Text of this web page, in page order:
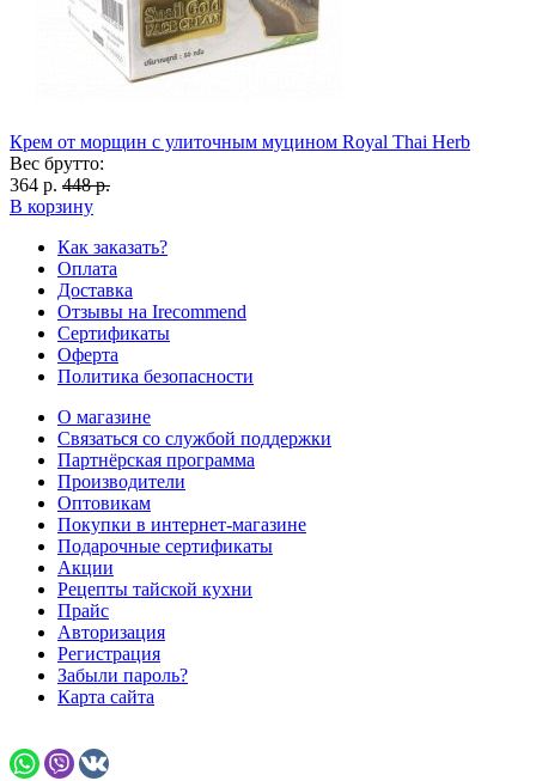
Крем от морщин с улиточным муцином Royal Thai Herb
Вес брутто:
364 р. 448 р.
В корзину
Как заказать?
Оплата
Доставка
Отзывы на Irecommend
Сертификаты
Оферта
Политика безопасности
О магазине
Связаться со службой поддержки
Партнёрская программа
Производители
Оптовикам
Покупки в интернет-магазине
Подарочные сертификаты
Акции
Рецепты тайской кухни
Прайс
Авторизация
Регистрация
Забыли пароль?
Карта сайта